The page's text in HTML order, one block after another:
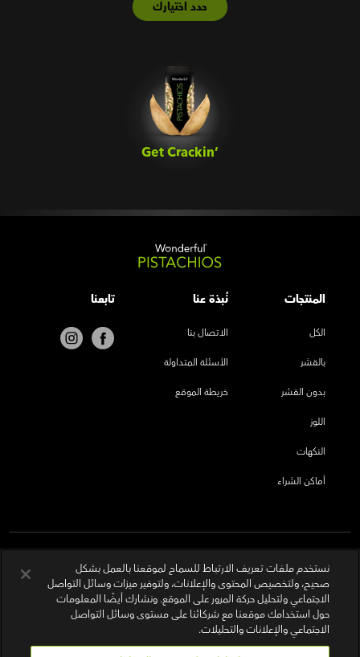
حدد اختيارك
Get Crackin’‎
المنتجات
الكل
بالقشر
بدون القشر
اللوز
النكهات
أماكن الشراء
نُبذة عنا
الاتصال بنا
الأسئلة المتداولة
خريطة الموقع
تابعنا
نستخدم ملفات تعريف الارتباط للسماح لموقعنا بالعمل بشكل
صحيح، ولتخصيص المحتوى والإعلانات، ولتوفير ميزات وسائل التواصل
الاجتماعي ولتحليل حركة المرور على الموقع. ونشارك أيضًا المعلومات
حول استخدامك موقعنا مع شركائنا على مستوى وسائل التواصل
الاجتماعي والإعلانات والتحليلات.